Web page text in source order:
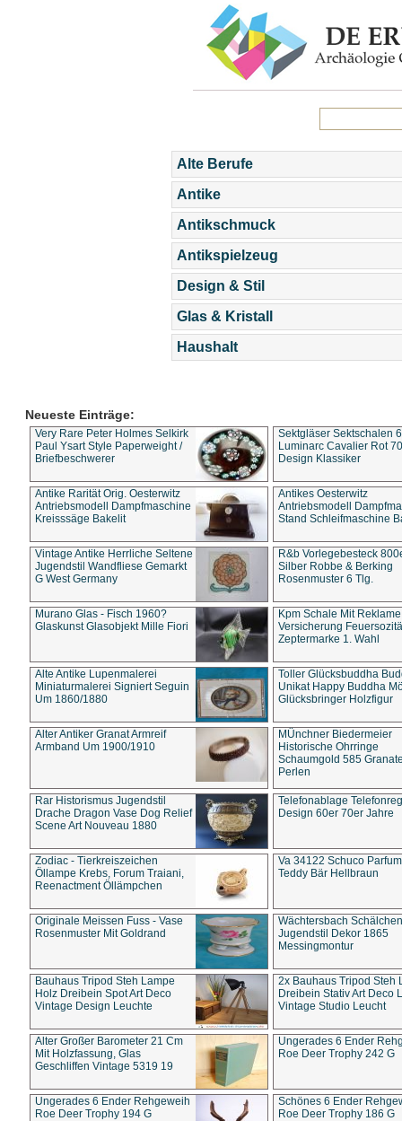
Alte Berufe
Antike
Antikschmuck
Antikspielzeug
Design & Stil
Glas & Kristall
Haushalt
Neueste Einträge:
Very Rare Peter Holmes Selkirk
Paul Ysart Style Paperweight /
Briefbeschwerer
Sektgläser Sektschalen
Luminarc Cavalier Rot
Design Klassiker
Antike Rarität Orig. Oesterwitz
Antriebsmodell Dampfmaschine
Kreisssäge Bakelit
Antikes Oesterwitz
Antriebsmodell
Stand Schleifmaschine
Vintage Antike Herrliche Seltene
Jugendstil Wandfliese Gemarkt
G West Germany
R&b Vorlegebesteck
Silber Robbe & Berking
Rosenmuster 6 Tlg.
Murano Glas - Fisch 1960?
Glaskunst Glasobjekt Mille Fiori
Kpm Schale Mit Reklame
Versicherung
Zeptermarke 1. Wahl
Alte Antike Lupenmalerei
Miniaturmalerei Signiert Seguin
Um 1860/1880
Toller Glücksbuddha
Unikat Happy Buddha
Glücksbringer Holzfigur
Alter Antiker Granat Armreif
Armband Um 1900/1910
MÜnchner Biedermeier
Historische Ohrringe
Schaumgold 585
Perlen
Rar Historismus Jugendstil
Drache Dragon Vase Dog Relief
Scene Art Nouveau 1880
Telefonablage
Design 60er 70er Jahre
Zodiac - Tierkreiszeichen
Öllampe Krebs, Forum Traiani,
Reenactment Öllämpchen
Va 34122 Schuco
Teddy Bär Hellbraun
Originale Meissen Fuss - Vase
Rosenmuster Mit Goldrand
Wächtersbach Schälchen
Jugendstil Dekor 1865
Messingmontur
Bauhaus Tripod Steh Lampe
Holz Dreibein Spot Art Deco
Vintage Design Leuchte
2x Bauhaus Tripod Steh
Dreibein Stativ Art Deco
Vintage Studio Leucht
Alter Großer Barometer 21 Cm
Mit Holzfassung, Glas
Geschliffen Vintage 5319 19
Ungerades 6 Ender
Roe Deer Trophy 242 G
Ungerades 6 Ender Rehgeweih
Roe Deer Trophy 194 G
Schönes 6 Ender
Roe Deer Trophy 186 G